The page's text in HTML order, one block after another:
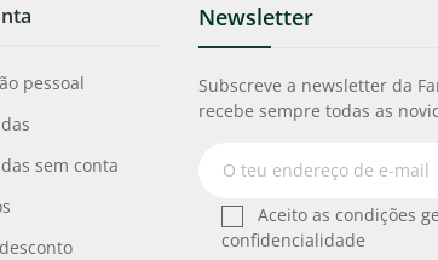
pessoal
sem conta
Newsletter
Subscreve a newsletter da
recebe sempre todas as
Aceito as condições
confidencialidade